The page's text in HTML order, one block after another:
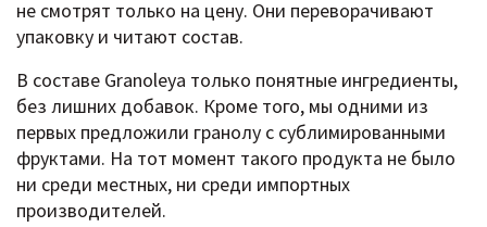
не смотрят только на цену. Они переворачивают
упаковку и читают состав.
В составе Granoleya только понятные ингредиенты,
без лишних добавок. Кроме того, мы одними из
первых предложили гранолу с сублимированными
фруктами. На тот момент такого продукта не было
ни среди местных, ни среди импортных
производителей.